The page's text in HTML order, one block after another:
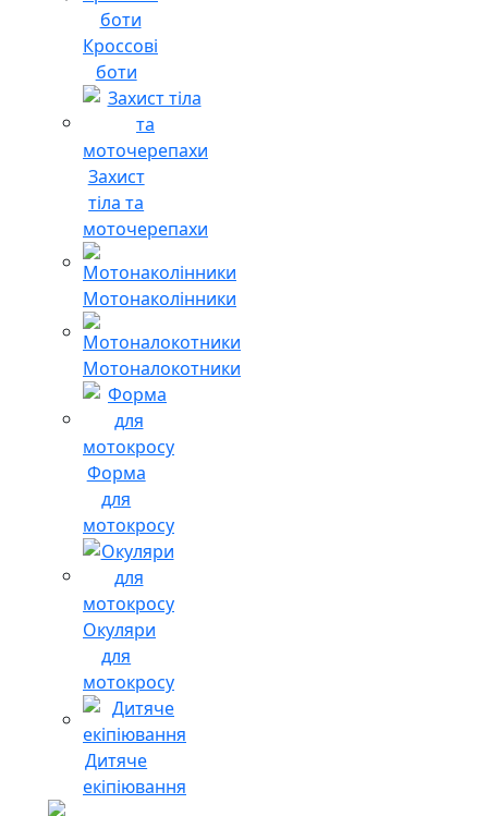
Кроссові
боти
Захист
тіла та
моточерепахи
Мотонаколінники
Мотоналокотники
Форма
для
мотокросу
Окуляри
для
мотокросу
Дитяче
екіпіювання